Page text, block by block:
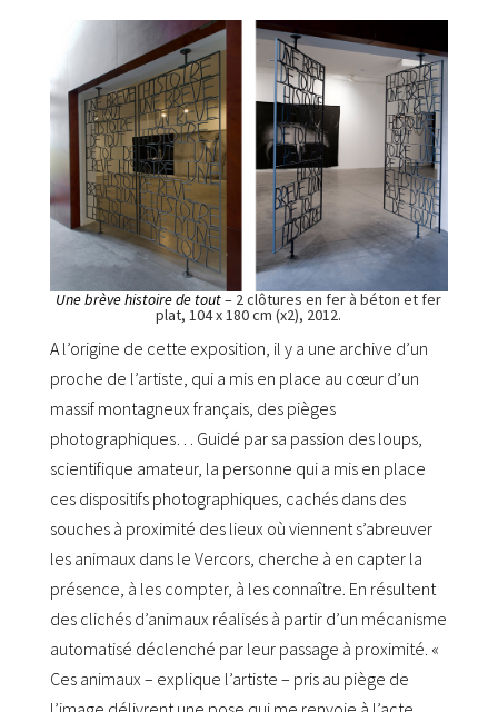
Une brève histoire de tout– 2 clôtures en fer à béton et fer
plat, 104 x 180 cm (x2), 2012.
A l’origine de cette exposition, il y a une archive d’un
proche de l’artiste, qui a mis en place au cœur d’un
massif montagneux français, des pièges
photographiques… Guidé par sa passion des loups,
scientifique amateur, la personne qui a mis en place
ces dispositifs photographiques, cachés dans des
souches à proximité des lieux où viennent s’abreuver
les animaux dans le Vercors, cherche à en capter la
présence, à les compter, à les connaître. En résultent
des clichés d’animaux réalisés à partir d’un mécanisme
automatisé déclenché par leur passage à proximité. «
Ces animaux – explique l’artiste – pris au piège de